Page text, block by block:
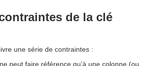
de la clé
une série de contraintes :
ne peut faire référence qu’à une colonne (ou